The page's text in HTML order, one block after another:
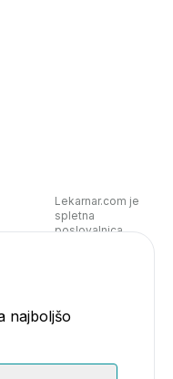
Lekarnar.com je
spletna
poslovalnica
najboljšo